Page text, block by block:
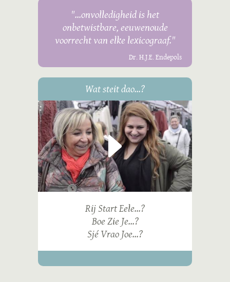
"...onvolledigheid is het
onbetwistbare, eeuwenoude
voorrecht van elke lexicograaf."
Dr. H.J.E. Endepols
Wat steit dao...?
Rij Start Eele...?
Boe Zie Je...?
Sjé Vrao Joe...?